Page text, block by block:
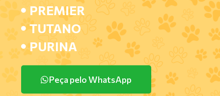
PREMIER
TUTANO
PURINA
Peça pelo WhatsApp